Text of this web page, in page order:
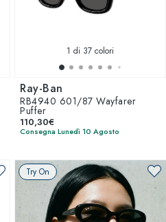
1 di 37 colori
Ray-Ban
RB4940 601/87 Wayfarer
Puffer
110,30€
Consegna Lunedì 10 Agosto
Try On